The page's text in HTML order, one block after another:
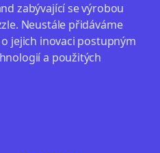
zabývající se výrobou
Neustále přidáváme
jejich inovaci postupným
a použitých